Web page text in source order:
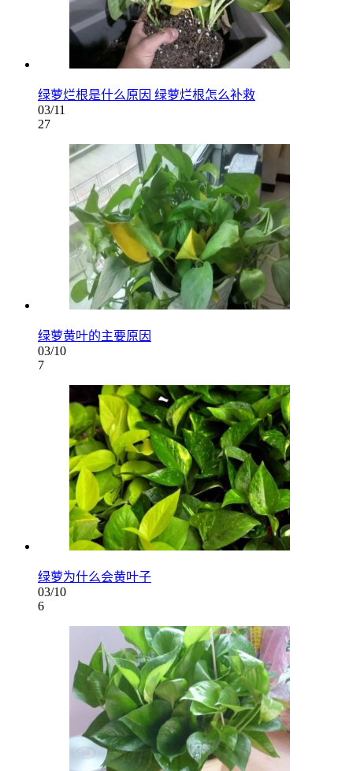
绿萝烂根是什么原因 绿萝烂根怎么补救
03/11
27
绿萝黄叶的主要原因
03/10
7
绿萝为什么会黄叶子
03/10
6